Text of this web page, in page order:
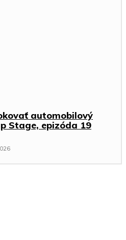
automobilový
Stage, epizóda 19